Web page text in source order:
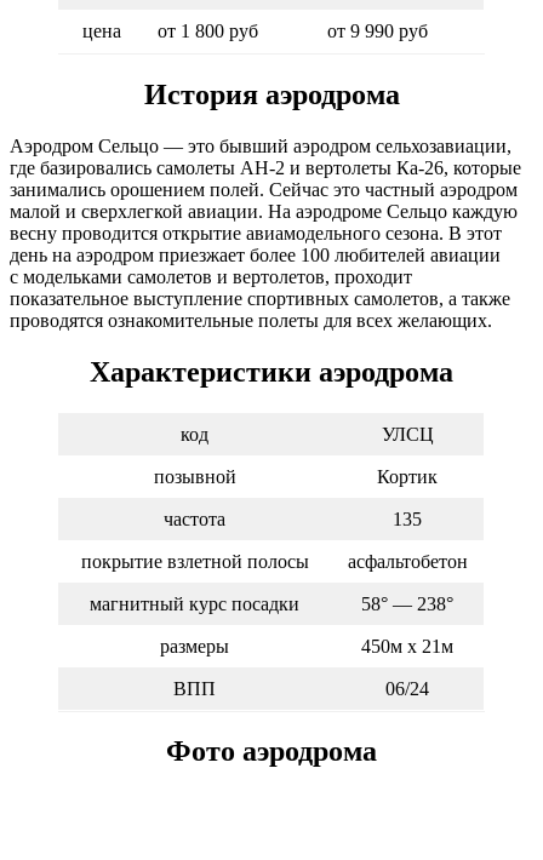
цена от 1 800 руб от 9 990 руб
История аэродрома
Аэродром Сельцо — это бывший аэродром сельхозавиации,
где базировались самолеты АН-2 и вертолеты Ка-26, которые
занимались орошением полей. Сейчас это частный аэродром
малой и сверхлегкой авиации. На аэродроме Сельцо каждую
весну проводится открытие авиамодельного сезона. В этот
день на аэродром приезжает более 100 любителей авиации
с модельками самолетов и вертолетов, проходит
показательное выступление спортивных самолетов, а также
проводятся ознакомительные полеты для всех желающих.
Характеристики аэродрома
код УЛСЦ
позывной Кортик
частота 135
покрытие взлетной полосы асфальтобетон
магнитный курс посадки 58° — 238°
размеры 450м х 21м
ВПП 06/24
Фото аэродрома